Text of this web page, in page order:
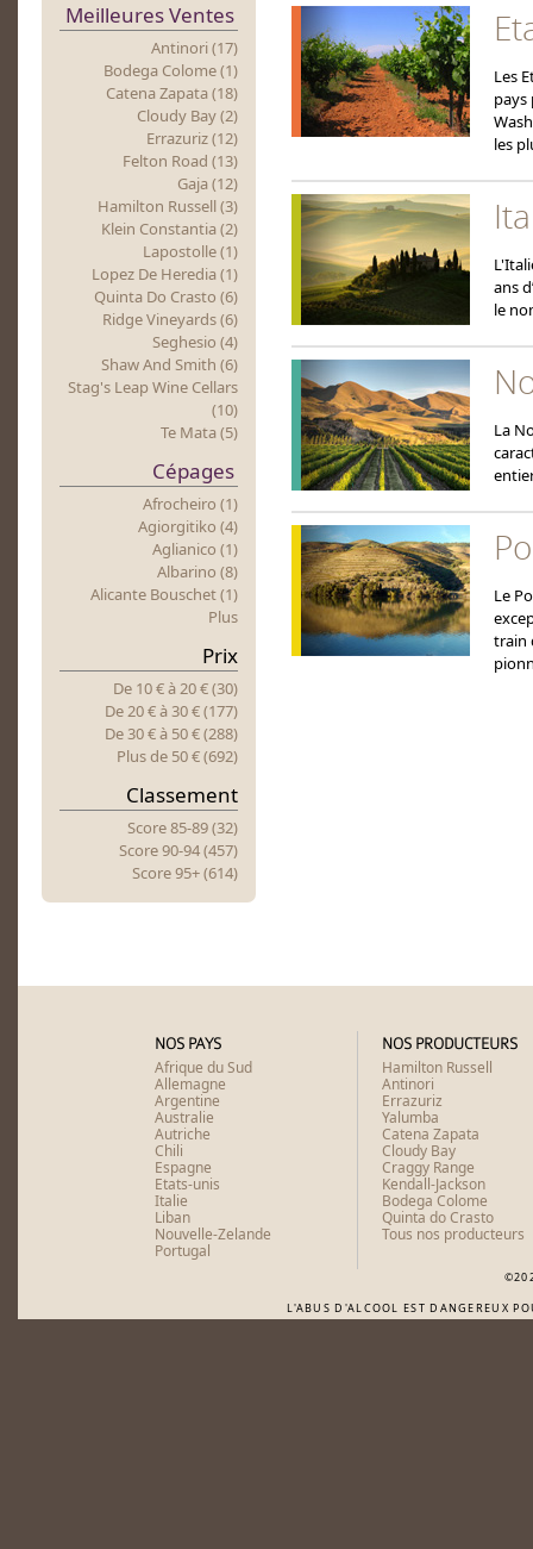
Meilleures Ventes
Antinori (17)
Bodega Colome (1)
Catena Zapata (18)
Cloudy Bay (2)
Errazuriz (12)
Felton Road (13)
Gaja (12)
Hamilton Russell (3)
Klein Constantia (2)
Lapostolle (1)
Lopez De Heredia (1)
Quinta Do Crasto (6)
Ridge Vineyards (6)
Seghesio (4)
Shaw And Smith (6)
Stag's Leap Wine Cellars
(10)
Te Mata (5)
Cépages
Afrocheiro (1)
Agiorgitiko (4)
Aglianico (1)
Albarino (8)
Alicante Bouschet (1)
Plus
Prix
De 10 €à20 € (30)
De 20 €à30 € (177)
De 30 €à 50 € (288)
PlusdE 50 € (692)
Classement
Score 85-89 (32)
Score 90-94 (457)
Score 95+ (614)
Les
pays
les
ans
le
La
Le
train
NOS PAYS
Afrique du Sud
Allemagne
Argentine
Australie
Autriche
Chili
Espagne
Etats-unis
Italie
Liban
Nouvelle-Zelande
Portugal
NOS PRODUCTEURS
Hamilton Russell
Antinori
Errazuriz
Yalumba
Catena Zapata
Cloudy Bay
Craggy Range
Kendall-Jackson
Bodega Colome
Quinta do Crasto
Tous nos producteurs
L'ABUS D'ALCOOL EST DANGEREUX